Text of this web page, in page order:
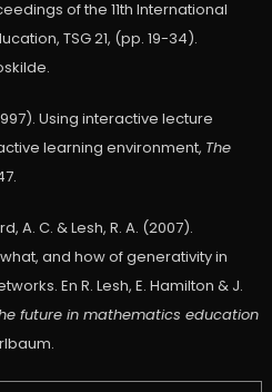
of the 11th International
TSG 21, (pp. 19-34).
Using interactive lecture
learning environment, The
A. C. & Lesh, R. A. (2007).
and how of generativity in
En R. Lesh, E. Hamilton & J.
future in mathematics education